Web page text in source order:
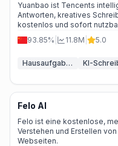
Yuanbao ist Tencents
Antworten, kreatives
kostenlos und sofort
93.85%
11.8M 5.0
Hausaufgaben-Helfer
Felo AI
Felo ist eine kostenlose,
Verstehen und Erstellen
Webseiten.